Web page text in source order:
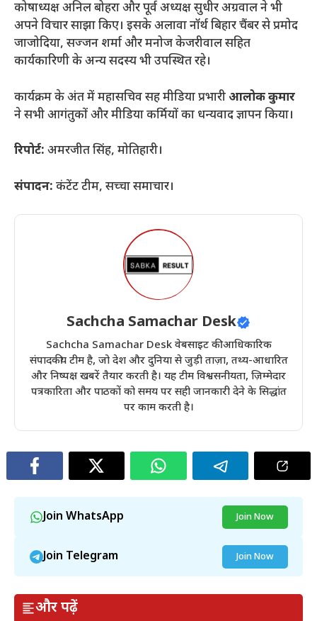
कोषाध्यक्ष अनिल बोहरा और पूर्व अध्यक्ष सुधीर अग्रवाल ने भी
अपने विचार साझा किए। इसके अलावा नॉर्थ बिहार चैंबर से प्रमोद
जाजोदिया, सज्जन शर्मा और मनोज केजरीवाल सहित
कार्यकारिणी के अन्य सदस्य भी उपस्थित रहे।
​कार्यक्रम के अंत में महासचिव सह मीडिया प्रभारीआलोक कुमार
ने सभी आगंतुकों और मीडिया कर्मियों का धन्यवाद ज्ञापन किया।
रिपोर्ट: अमरजीत सिंह, मोतिहारी।
संपादन: कंटेंट टीम, सच्चा समाचार।
Sachcha Samachar Desk
Sachcha Samachar Desk वेबसाइट की आधिकारिक
संपादकीय टीम है, जो देश और दुनिया से जुड़ी ताज़ा, तथ्य-आधारित
और निष्पक्ष खबरें तैयार करती है। यह टीम विश्वसनीयता, ज़िम्मेदार
पत्रकारिता और पाठकों को समय पर सही जानकारी देने के सिद्धांत
पर काम करती है।
Join WhatsApp Join Now
Join Telegram Join Now
और पढ़ें